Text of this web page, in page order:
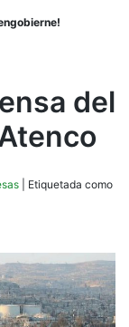
gobierne!
del
Etiquetada como